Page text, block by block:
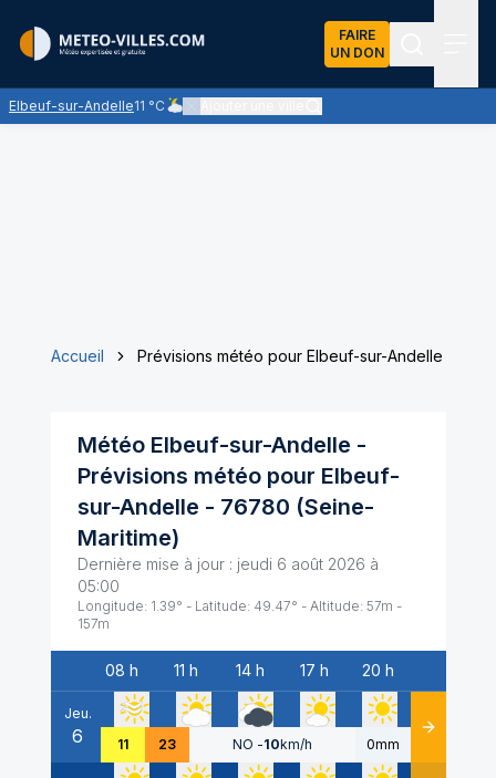
FAIRE
UN DON
Elbeuf-sur-Andelle11 °C
Ciel nuageux - les éclaircies et les nuages se
Accueil Prévisions météo pour Elbeuf-sur-Andelle
Météo Elbeuf-sur-Andelle -
Prévisions météo pour Elbeuf-
sur-Andelle - 76780 (Seine-
Maritime)
Dernière mise à jour : jeudi 6 août 2026 à
05:00
Longitude: 1.39° - Latitude: 49.47° - Altitude: 57m -
157m
Date
08 h 11 h 14 h 17 h 20 h
Jeu.
6 11 23 NO -10km/h 0mm Détails